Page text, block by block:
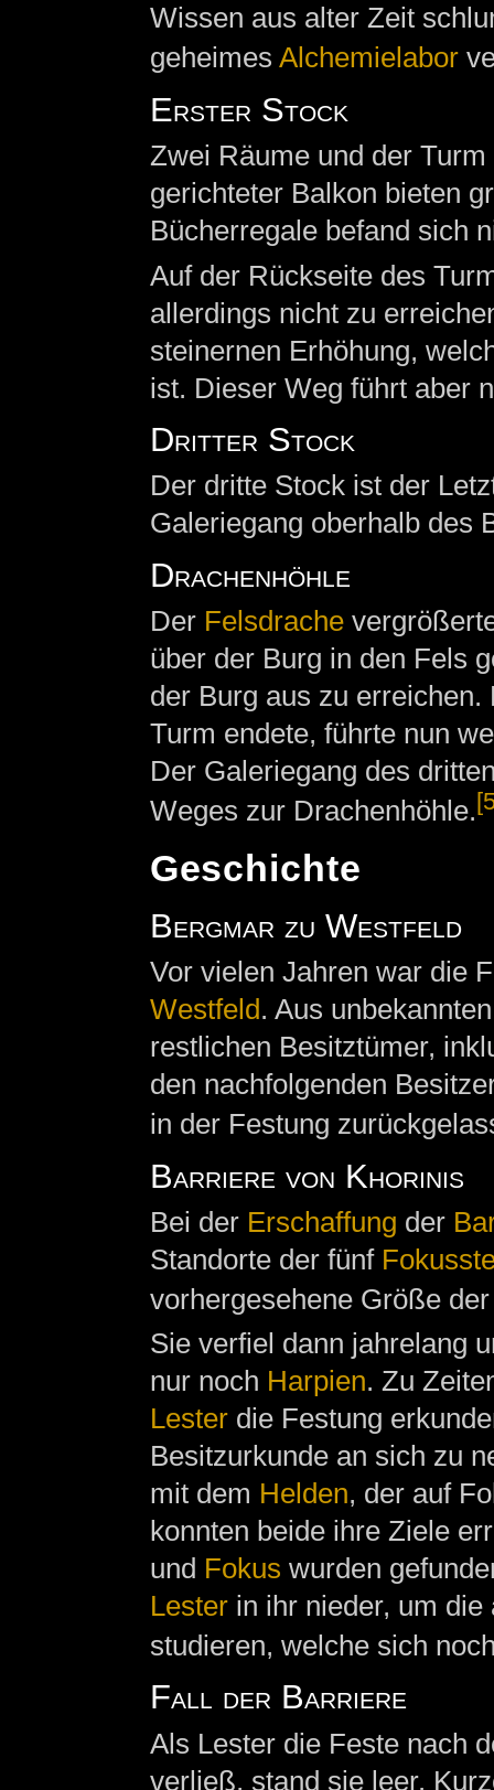
Wissen aus alter Zeit
geheimes Alchemielabor
Erster Stock
Zwei Räume und der
gerichteter Balkon bieten
Bücherregale befand sich
Auf der Rückseite des
allerdings nicht zu
steinernen Erhöhung,
ist. Dieser Weg führt aber
Dritter Stock
Der dritte Stock ist der
Galeriegang oberhalb des
Drachenhöhle
Der Felsdrache
über der Burg in den Fels
der Burg aus zu
Turm endete, führte nun
Der Galeriegang des
Weges zur Drachenhöhle.
Geschichte
Bergmar zu Westfeld
Vor vielen Jahren war die
Westfeld. Aus
restlichen Besitztümer,
den nachfolgenden
in der Festung
Barriere von Khorinis
Bei der Erschaffung der
Standorte der fünf
vorhergesehene Größe
Sie verfiel dann jahrelang
nur noch Harpien. Zu
Lesterdie Festung
Besitzurkunde an sich zu
mit dem Helden, der auf
konnten beide ihre Ziele
und Fokus wurden
Lesterin ihr nieder, um die
studieren, welche sich
Fall der Barriere
Als Lester die Feste nach
verließ, stand sie leer.